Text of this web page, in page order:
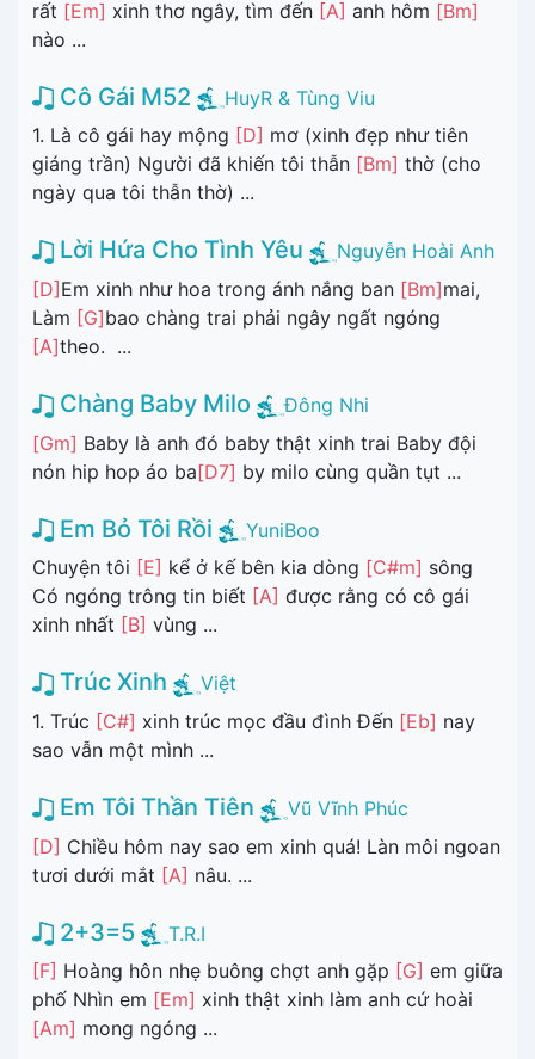
rất [Em] xinh thơ ngây, tìm đến [A] anh hôm [Bm]
nào ...
Cô Gái M52
HuyR & Tùng Viu
1. Là cô gái hay mộng [D] mơ (xinh đẹp như tiên
giáng trần) Người đã khiến tôi thẫn [Bm] thờ (cho
ngày qua tôi thẫn thờ) ...
Lời Hứa Cho Tình Yêu
Nguyễn Hoài Anh
[D] Em xinh như hoa trong ánh nắng ban [Bm]mai,
Làm [G]bao chàng trai phải ngây ngất ngóng
[A]theo. ...
Chàng Baby Milo
Đông Nhi
[Gm] Baby là anh đó baby thật xinh trai Baby đội
nón hip hop áo ba[D7] by milo cùng quần tụt ...
Em Bỏ Tôi Rồi
YuniBoo
Chuyện tôi [E] kể ở kế bên kia dòng [C#m] sông
Có ngóng trông tin biết [A] được rằng có cô gái
xinh nhất [B] vùng ...
Trúc Xinh
Việt
1. Trúc [C#] xinh trúc mọc đầu đình Đến [Eb] nay
sao vẫn một mình ...
Em Tôi Thần Tiên
Vũ Vĩnh Phúc
[D] Chiều hôm nay sao em xinh quá! Làn môi ngoan
tươi dưới mắt [A] nâu. ...
2+3=5
T.R.I
[F] Hoàng hôn nhẹ buông chợt anh gặp [G] em giữa
phố Nhìn em [Em] xinh thật xinh làm anh cứ hoài
[Am] mong ngóng ...